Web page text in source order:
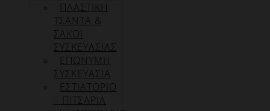
ΠΛΑΣΤΙΚΗ
ΤΣΑΝΤΑ &
ΣΑΚΟΙ
ΣΥΣΚΕΥΑΣΙΑΣ
ΕΠΏΝΥΜΗ
ΣΥΣΚΕΥΑΣΊΑ
ΕΣΤΙΑΤΟΡΙΟ
– ΠΙΤΣΑΡΙΑ